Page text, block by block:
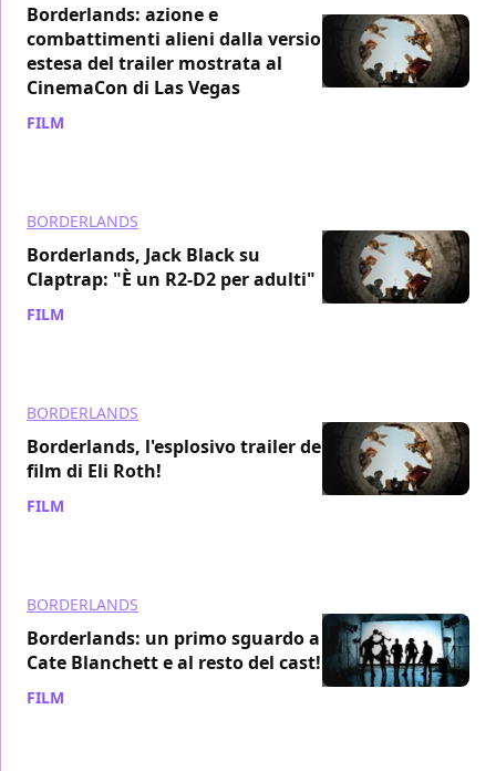
Borderlands: azione e
combattimenti alieni dalla versione
estesa del trailer mostrata al
CinemaCon di Las Vegas
FILM
BORDERLANDS
Borderlands, Jack Black su
Claptrap: "È un R2-D2 per adulti"
FILM
BORDERLANDS
Borderlands, l'esplosivo trailer del
film di Eli Roth!
FILM
BORDERLANDS
Borderlands: un primo sguardo a
Cate Blanchett e al resto del cast!
FILM